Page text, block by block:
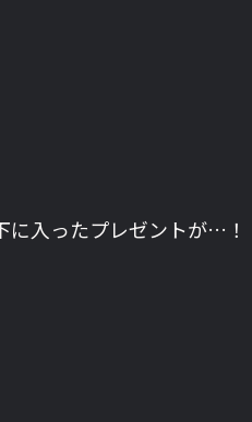
に入ったプレゼントが…！